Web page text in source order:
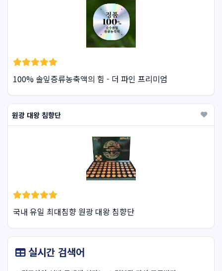
100% 솔잎증류농축액의 힘 - 더 파인 프리미엄
원광 대왕 침향단
국내 유일 최대침향 원광 대왕 침향단
실시간 검색어